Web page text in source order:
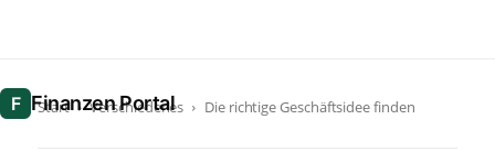
Start Verschiedenes Die richtige Geschäftsidee finden